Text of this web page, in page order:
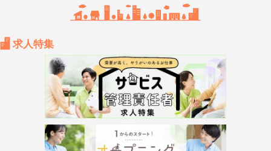
求人特集